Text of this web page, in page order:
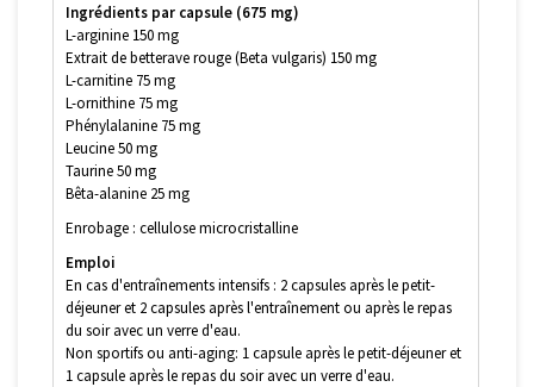
Ingrédients par capsule (675 mg)
L-arginine 150 mg
Extrait de betterave rouge (Beta vulgaris) 150 mg
L-carnitine 75 mg
L-ornithine 75 mg
Phénylalanine 75 mg
Leucine 50 mg
Taurine 50 mg
Bêta-alanine 25 mg
Enrobage : cellulose microcristalline
Emploi
En cas d'entraînements intensifs : 2 capsules après le petit-
déjeuner et 2 capsules après l'entraînement ou après le repas
du soir avec un verre d'eau.
Non sportifs ou anti-aging: 1 capsule après le petit-déjeuner et
1 capsule après le repas du soir avec un verre d'eau.